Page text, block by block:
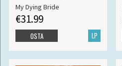
My Dying Bride
€31.99
LP
OSTA